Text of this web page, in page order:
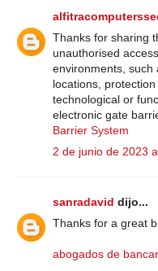
Thanks for sharing
unauthorised
environments, such
locations,
technological or
electronic gate
Barrier System
2 de junio de 2023
sanradavid dijo...
Thanks for a great
abogados de